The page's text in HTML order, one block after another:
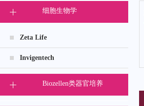
细胞生物学
Zeta Life
Invigentech
Biozellen类器官培养